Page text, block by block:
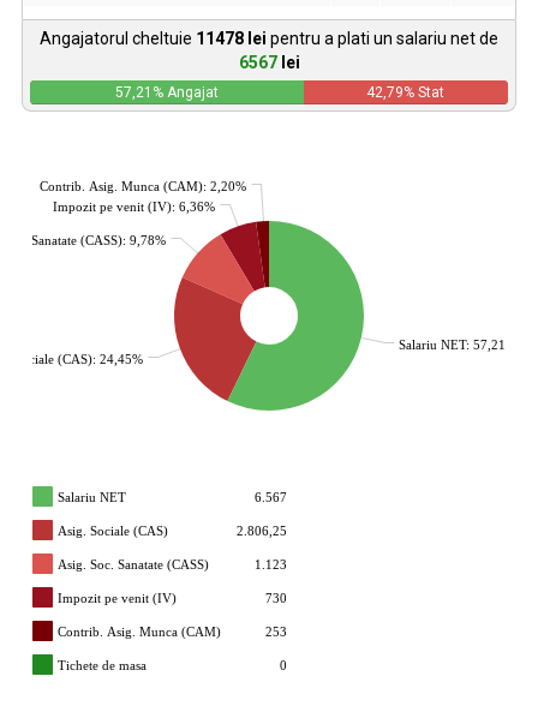
Angajatorul cheltuie 11478 lei pentru a plati un salariu net de
6567 lei
57,21 % Angajat 42,79% Stat
Salariu NET: 57,21%
Sociale (CAS): 24,45%
Sanatate (CASS): 9,78%
Impozit pe venit (IV): 6,36%
Contrib. Asig. Munca (CAM): 2,20%
Salariu NET 6.567
Asig. Sociale (CAS) 2.806,25
Asig. Soc. Sanatate (CASS) 1.123
Impozit pe venit (IV) 730
Contrib. Asig. Munca (CAM) 253
Tichete de masa 0